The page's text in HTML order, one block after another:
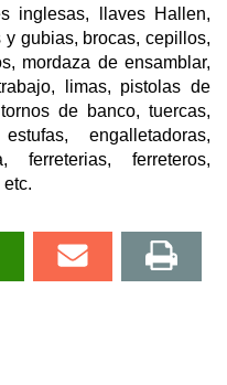
inglesas, llaves Hallen,
y gubias, brocas, cepillos,
mordaza de ensamblar,
limas, pistolas de
de banco, tuercas,
engalletadoras,
ferreterias, ferreteros,